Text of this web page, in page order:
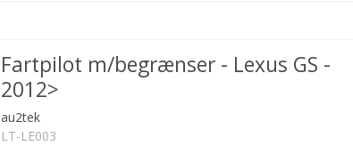
Fartpilot m/begrænser - Lexus GS -
2012>
au2tek
LT-LE003